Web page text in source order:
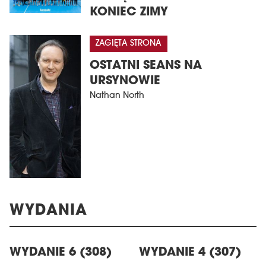
KONIEC ZIMY
ZAGIĘTA STRONA
OSTATNI SEANS NA
URSYNOWIE
Nathan North
WYDANIA
WYDANIE 6 (308)
WYDANIE 4 (307)